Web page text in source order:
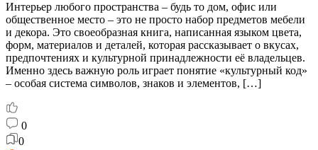
Интерьер любого пространства – будь то дом, офис или
общественное место – это не просто набор предметов мебели
и декора. Это своеобразная книга, написанная языком цвета,
форм, материалов и деталей, которая рассказывает о вкусах,
предпочтениях и культурной принадлежности её владельцев.
Именно здесь важную роль играет понятие «культурный код»
– особая система символов, знаков и элементов, […]
0
0